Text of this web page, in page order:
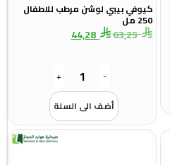
كيوفي بيبي لوشن مرطب للاطفال
63,25
44,28
+
أضف الى السلة